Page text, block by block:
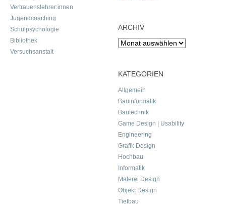
Vertrauenslehrer:innen
Jugendcoaching
Schulpsychologie
Bibliothek
Versuchsanstalt
ARCHIV
Archiv
KATEGORIEN
Allgemein
Bauinformatik
Bautechnik
Game Design | Usability
Engineering
Grafik Design
Hochbau
Informatik
Malerei Design
Objekt Design
Tiefbau